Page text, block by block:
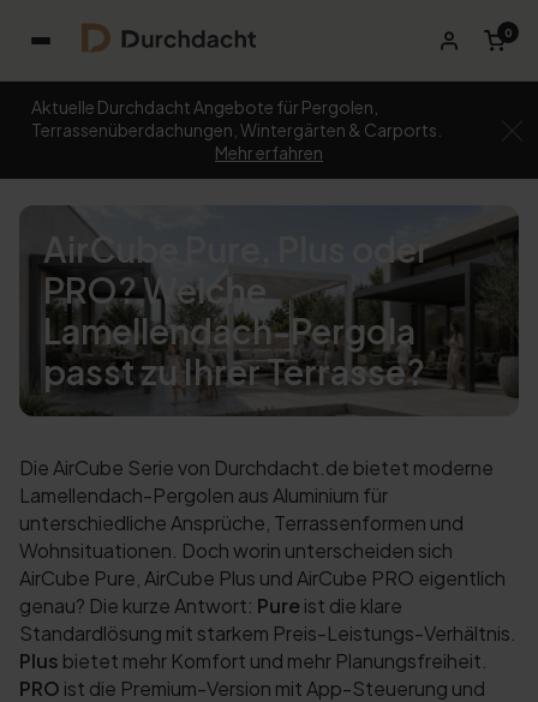
0
Aktuelle Durchdacht Angebote für Pergolen,
Terrassenüberdachungen, Wintergärten & Carports.
Mehr erfahren
AirCube Pure, Plus oder
PRO? Welche
Lamellendach-Pergola
passt zu Ihrer Terrasse?
Die AirCube Serie von Durchdacht.de bietet moderne
Lamellendach-Pergolen aus Aluminium für
unterschiedliche Ansprüche, Terrassenformen und
Wohnsituationen. Doch worin unterscheiden sich
AirCube Pure, AirCube Plus und AirCube PRO eigentlich
genau? Die kurze Antwort: Pureist die klare
Standardlösung mit starkem Preis-Leistungs-Verhältnis.
Plus bietet mehr Komfort und mehr Planungsfreiheit.
PRO ist die Premium-Version mit App-Steuerung und